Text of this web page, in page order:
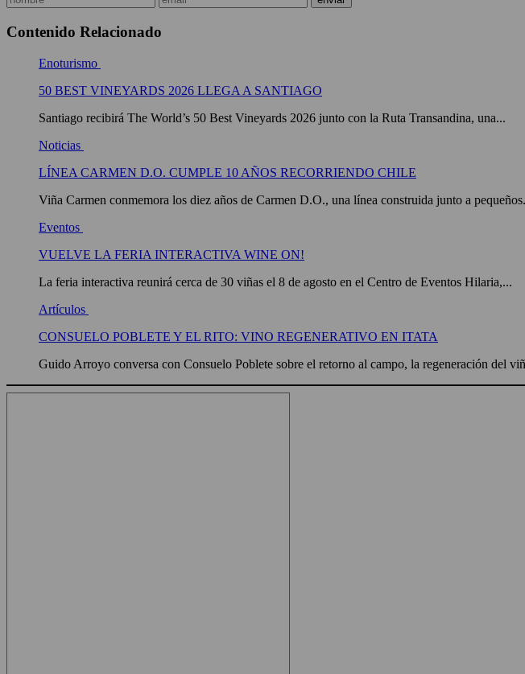
Contenido Relacionado
Enoturismo
50 BEST VINEYARDS 2026 LLEGA A SANTIAGO
Santiago recibirá The World’s 50 Best Vineyards 2026 junto con la Ruta Transandina, una...
Noticias
LÍNEA CARMEN D.O. CUMPLE 10 AÑOS RECORRIENDO CHILE
Viña Carmen conmemora los diez años de Carmen D.O., una línea construida junto a
Eventos
VUELVE LA FERIA INTERACTIVA WINE ON!
La feria interactiva reunirá cerca de 30 viñas el 8 de agosto en el Centro de Eventos Hilaria,...
Artículos
CONSUELO POBLETE Y EL RITO: VINO REGENERATIVO EN ITATA
Guido Arroyo conversa con Consuelo Poblete sobre el retorno al campo, la regeneración del